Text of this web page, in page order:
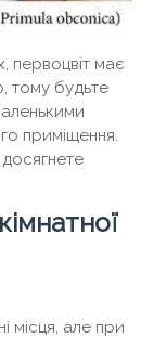
первоцвіт має
тому будьте
приміщення.
місця, але при